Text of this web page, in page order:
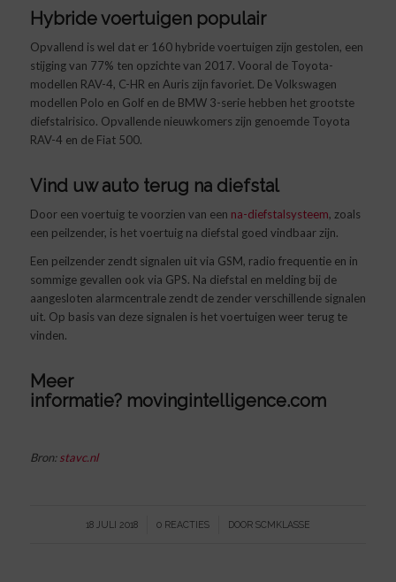
Hybride voertuigen populair
Opvallend is wel dat er 160 hybride voertuigen zijn gestolen, een
stijging van 77% ten opzichte van 2017. Vooral de Toyota-
modellen RAV-4, C-HR en Auris zijn favoriet. De Volkswagen
modellen Polo en Golf en de BMW 3-serie hebben het grootste
diefstalrisico. Opvallende nieuwkomers zijn genoemde Toyota
RAV-4 en de Fiat 500.
Vind uw auto terug na diefstal
Door een voertuig te voorzien van een na-diefstalsysteem, zoals
een peilzender, is het voertuig na diefstal goed vindbaar zijn.
Een peilzender zendt signalen uit via GSM, radio frequentie en in
sommige gevallen ook via GPS. Na diefstal en melding bij de
aangesloten alarmcentrale zendt de zender verschillende signalen
uit. Op basis van deze signalen is het voertuigen weer terug te
vinden.
Meer
informatie? movingintelligence.com
Bron: stavc.nl
18 JULI 2018
/ 0 REACTIES
/ DOOR SCMKLASSE